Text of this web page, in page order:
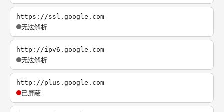
https://ssl.google.com
无法解析
http://ipv6.google.com
无法解析
http://plus.google.com
已屏蔽